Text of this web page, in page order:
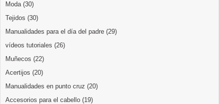
Moda (30)
Tejidos (30)
Manualidades para el día del padre (29)
vídeos tutoriales (26)
Muñecos (22)
Acertijos (20)
Manualidades en punto cruz (20)
Accesorios para el cabello (19)